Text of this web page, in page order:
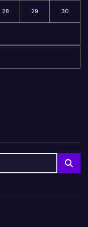
28 29 30